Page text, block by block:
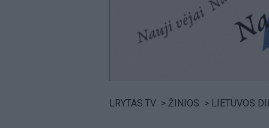
LRYTAS.TV > ŽINIOS > LIETUVOS